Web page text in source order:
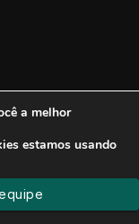
- CNPJ
a melhor
estamos usando